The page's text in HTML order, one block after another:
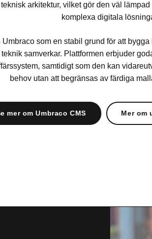
arkitektur, vilket gör den väl
komplexa digitala
som en stabil grund för att
samverkar. Plattformen erbjuder
samtidigt som den kan
behov utan att begränsas av färdiga
mer om Umbraco CMS Mer om